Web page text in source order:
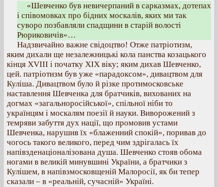
«Шевченко був невичерпаний в сарказмах, дотепах
і співомовках про бідних москалів, яких ми так
суворо позбавляли спадщини в старій волості
Рюриковичів»…
Надзвичайно важне свідоцтво! Отже патріотизм,
яким дихали ще незалежницькі кола панства козацького
кінця XVIII і початку XIX віку; яким дихав Шевченко,
цей. патріотизм був уже «парадоксом», дивацтвом для
Куліша. Дивацтвом було й різке протимосковське
наставлення Шевченка для братчиків, вихованих на
догмах «загальноросійської», спільної ніби то
українцям і москалям поезії й науки. Виворожений з
темряви забуття дух нації, що промовив устами
Шевченка, нарушив їх «блаженний спокій», поривав до
чогось такого великого, перед чим здрігалась їх
напівзденаціоналізована душа. Шевченко стояв обома
ногами в великій минувшині України, а братчики з
Кулішем, в напівзмосковщеній Малоросії, як би тепер
сказали – в «реальній, сучасній» Україні.